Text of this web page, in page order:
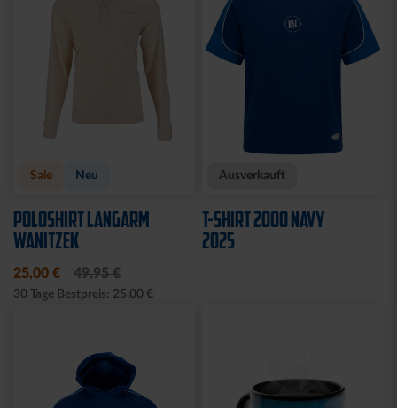
Sale Neu
POLOSHIRT LANGARM
WANITZEK
25,00 € 49,95 €
30 Tage Bestpreis: 25,00 €
Ausverkauft
T-SHIRT 2000 NAVY
2025